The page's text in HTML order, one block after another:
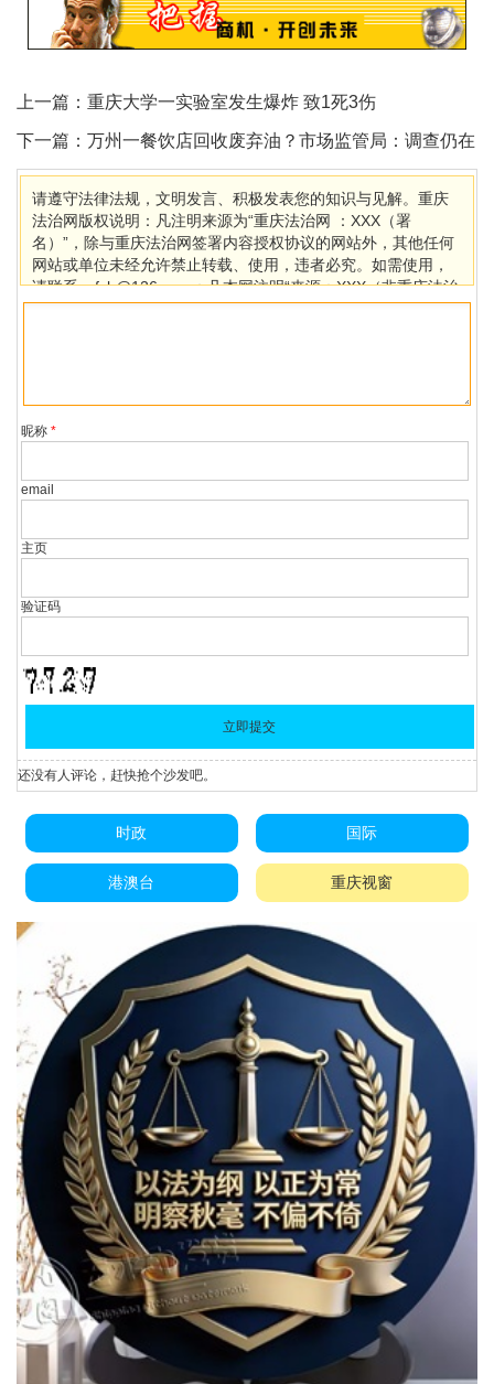
上一篇： 重庆大学一实验室发生爆炸 致1死3伤
下一篇： 万州一餐饮店回收废弃油？市场监管局：调查仍在
进行中
请遵守法律法规，文明发言、积极发表您的知识与见解。重庆
法治网版权说明：凡注明来源为“重庆法治网 ：XXX（署
名）”，除与重庆法治网签署内容授权协议的网站外，其他任何
网站或单位未经允许禁止转载、使用，违者必究。如需使用，
请联系cqfzb@126.com；凡本网注明“来源：XXX（非重庆法治
网）”的作品，均转载自其它媒体，目的在于传播更多信息，其
昵称*
email
主页
验证码
还没有人评论，赶快抢个沙发吧。
时政 国际
港澳台 重庆视窗